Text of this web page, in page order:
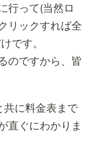
行って(当然ロ
リックすれば全
です。
ですから、 皆
共に料金表まで
直ぐにわかりま